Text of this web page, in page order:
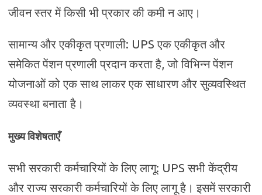
जीवन स्तर में किसी भी प्रकार की कमी न आए।
सामान्य और एकीकृत प्रणाली: UPS एक एकीकृत और
समेकित पेंशन प्रणाली प्रदान करता है, जो विभिन्न पेंशन
योजनाओं को एक साथ लाकर एक साधारण और सुव्यवस्थित
व्यवस्था बनाता है।
मुख्य विशेषताएँ
सभी सरकारी कर्मचारियों के लिए लागू: UPS सभी केंद्रीय
और राज्य सरकारी कर्मचारियों के लिए लागू है। इसमें सरकारी